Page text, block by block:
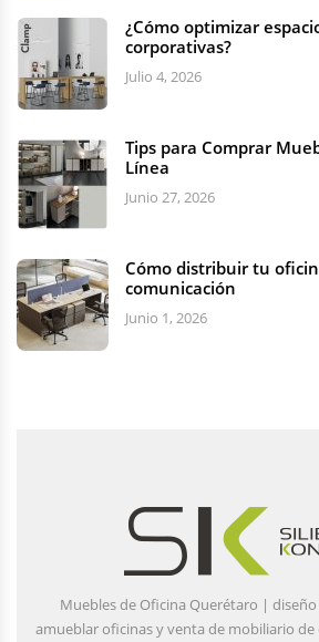
¿Cómo optimizar
corporativas?
Julio 4, 2026
Tips para Comprar
Línea
Junio 27, 2026
Cómo distribuir tu
comunicación
Junio 1, 2026
Muebles de Oficina Querétaro |
amueblar oficinas y venta de mobiliario